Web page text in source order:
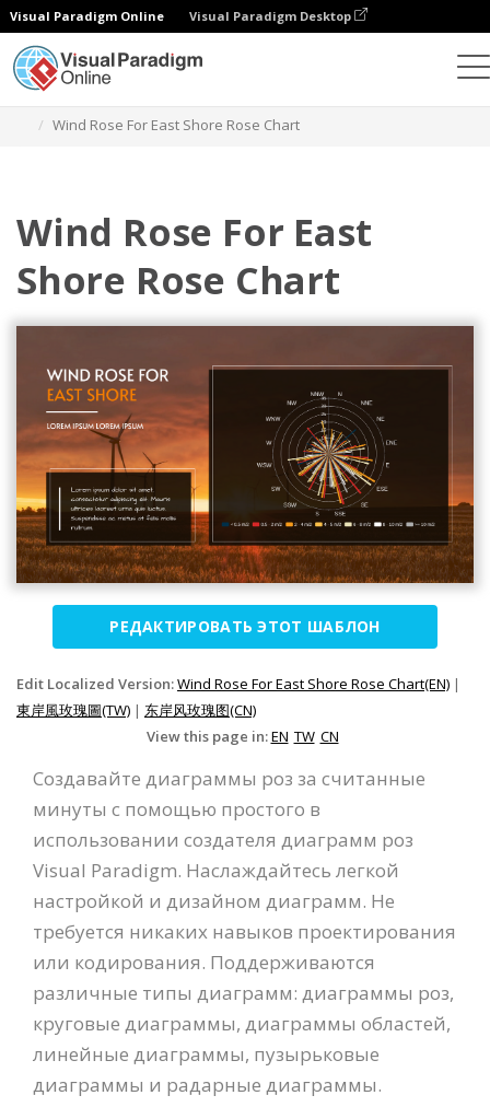
Visual Paradigm Online Visual Paradigm Desktop
Wind Rose For East Shore Rose Chart
Wind Rose For East
Shore Rose Chart
РЕДАКТИРОВАТЬ ЭТОТ ШАБЛОН
Edit Localized Version:Wind Rose For East Shore Rose Chart(EN) |
東岸風玫瑰圖(TW) | 东岸风玫瑰图(CN)
View this page in:EN TW CN
Создавайте диаграммы роз за считанные
минуты с помощью простого в
использовании создателя диаграмм роз
Visual Paradigm. Наслаждайтесь легкой
настройкой и дизайном диаграмм. Не
требуется никаких навыков проектирования
или кодирования. Поддерживаются
различные типы диаграмм: диаграммы роз,
круговые диаграммы, диаграммы областей,
линейные диаграммы, пузырьковые
диаграммы и радарные диаграммы.